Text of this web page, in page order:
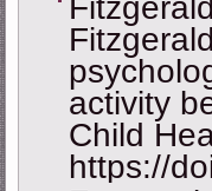
activity
Child
https://